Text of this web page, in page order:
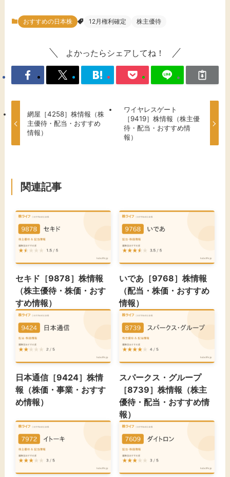
おすすめの日本株 12月権利確定 株主優待
よかったらシェアしてね！
網屋［4258］株情報（株
主優待・配当・おすすめ
情報）
ワイヤレスゲート
［9419］株情報（株主優
待・配当・おすすめ情
報）
関連記事
セキド［9878］株情報
（株主優待・株価・おす
すめ情報）
いであ［9768］株情報
（配当・株価・おすすめ
情報）
日本通信［9424］株情
報（株価・事業・おすす
め情報）
スパークス・グループ
［8739］株情報（株主
優待・配当・おすすめ情
報）